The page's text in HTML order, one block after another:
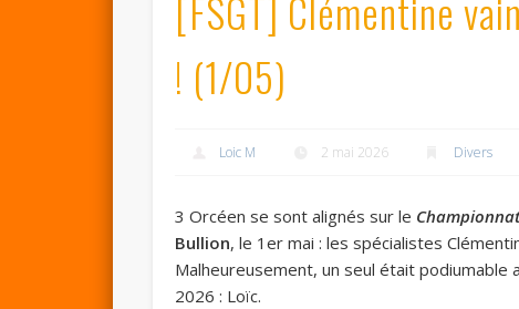
[FSGT] Clémentine
! (1/05)
Loic M 2 mai 2026 Divers
3 Orcéen se sont alignés sur le
Bullion, le 1er mai : les spécialistes
Malheureusement, un seul était
2026 : Loïc.